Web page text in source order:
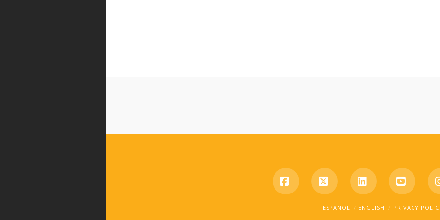
Facebook
X LinkedIn
ESPAÑOL ENGLISH PRIVACY